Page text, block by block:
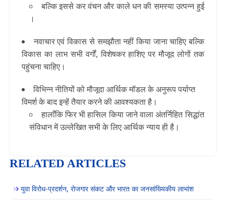
बल्कि इससे कर वंचन और काले धन की समस्या उत्पन्न हुई
।
नवाचार एवं विकास से समझौता नहीं किया जाना चाहिए बल्कि
विकास का लाभ सभी वर्गों, विशेषकर हाशिए पर मौजूद लोगों तक
पहुंचना चाहिए।
विभिन्न नीतियों को मौजूदा आर्थिक मॉडल के अनुरूप पर्याप्त
विमर्श के बाद इन्हेंतैयार करने की आवश्यकता है।
हालाँकि फिर भी हासिल किया जाने वाला अंतर्निहित सिद्धांत
संविधान में उल्लेखित सभी के लिए आर्थिक न्याय ही है।
RELATED ARTICLES
युवा विरोध-प्रदर्शन, रोजगार संकट और भारत का जनसांख्यिकीय लाभांश